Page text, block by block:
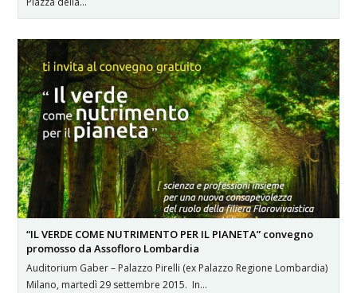
“IL VERDE COME NUTRIMENTO PER IL PIANETA” convegno
promosso da Assofloro Lombardia
Auditorium Gaber – Palazzo Pirelli (ex Palazzo Regione Lombardia)
Milano, martedì 29 settembre 2015. In…